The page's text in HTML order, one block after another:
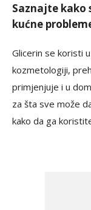
Saznajte kako
kućne
Glicerin se koristi
kozmetologiji,
primjenjuje i u
za šta sve može
kako da ga